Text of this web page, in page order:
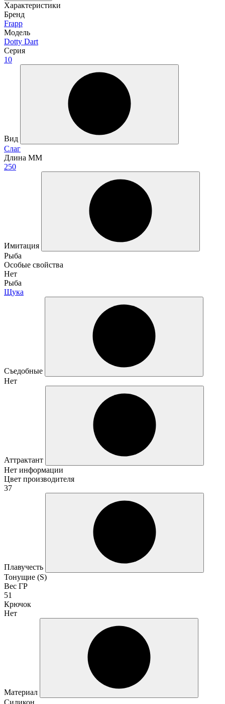
Характеристики
Бренд
Frapp
Модель
Dotty Dart
Серия
10
Вид
Слаг
Длина ММ
250
Имитация
Рыба
Особые свойства
Нет
Рыба
Щука
Съедобные
Нет
Аттрактант
Нет информации
Цвет производителя
37
Плавучесть
Тонущие (S)
Вес ГР
51
Крючок
Нет
Материал
Силикон